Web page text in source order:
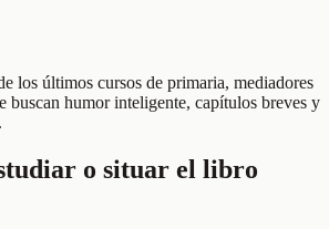
los últimos cursos de primaria, mediadores
buscan humor inteligente, capítulos breves y
o situar el libro